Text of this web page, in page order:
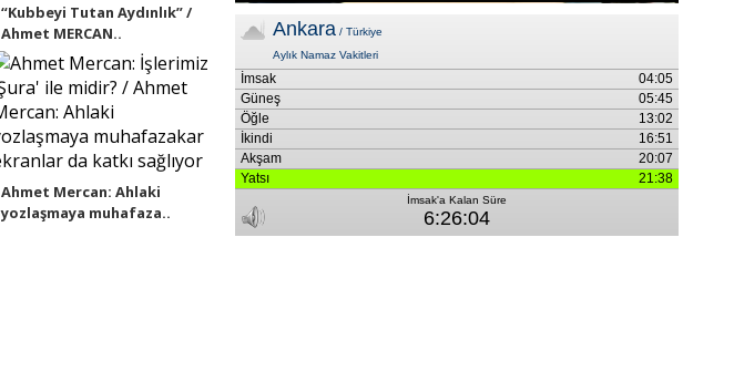
“Kubbeyi Tutan Aydınlık” /
Ahmet MERCAN..
Ahmet Mercan: Ahlaki
yozlaşmaya muhafaza..